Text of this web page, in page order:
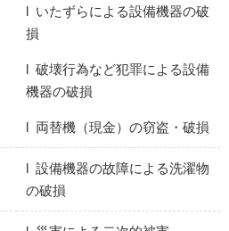
l いたずらによる設備機器の破
損
l 破壊行為など犯罪による設備
機器の破損
l 両替機（現金）の窃盗・破損
l 設備機器の故障による洗濯物
の破損